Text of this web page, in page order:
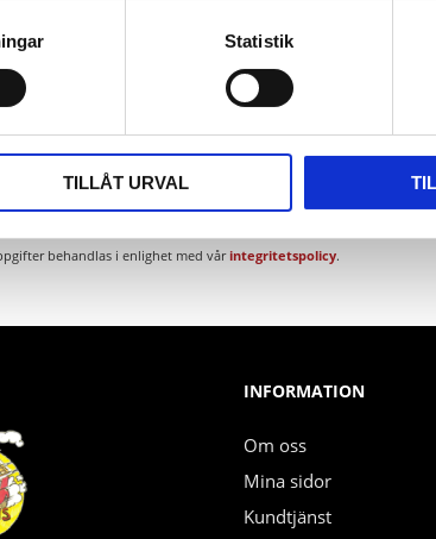
Statistik
TILLÅT URVAL
behandlas i enlighet med vårintegritetspolicy.
INFORMATION
Om oss
Mina sidor
Kundtjänst